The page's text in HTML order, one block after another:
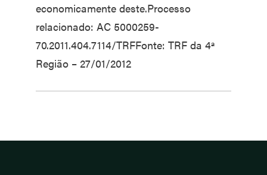
economicamente deste.Processo
relacionado: AC 5000259-
70.2011.404.7114/TRFFonte: TRF da 4ª
Região – 27/01/2012